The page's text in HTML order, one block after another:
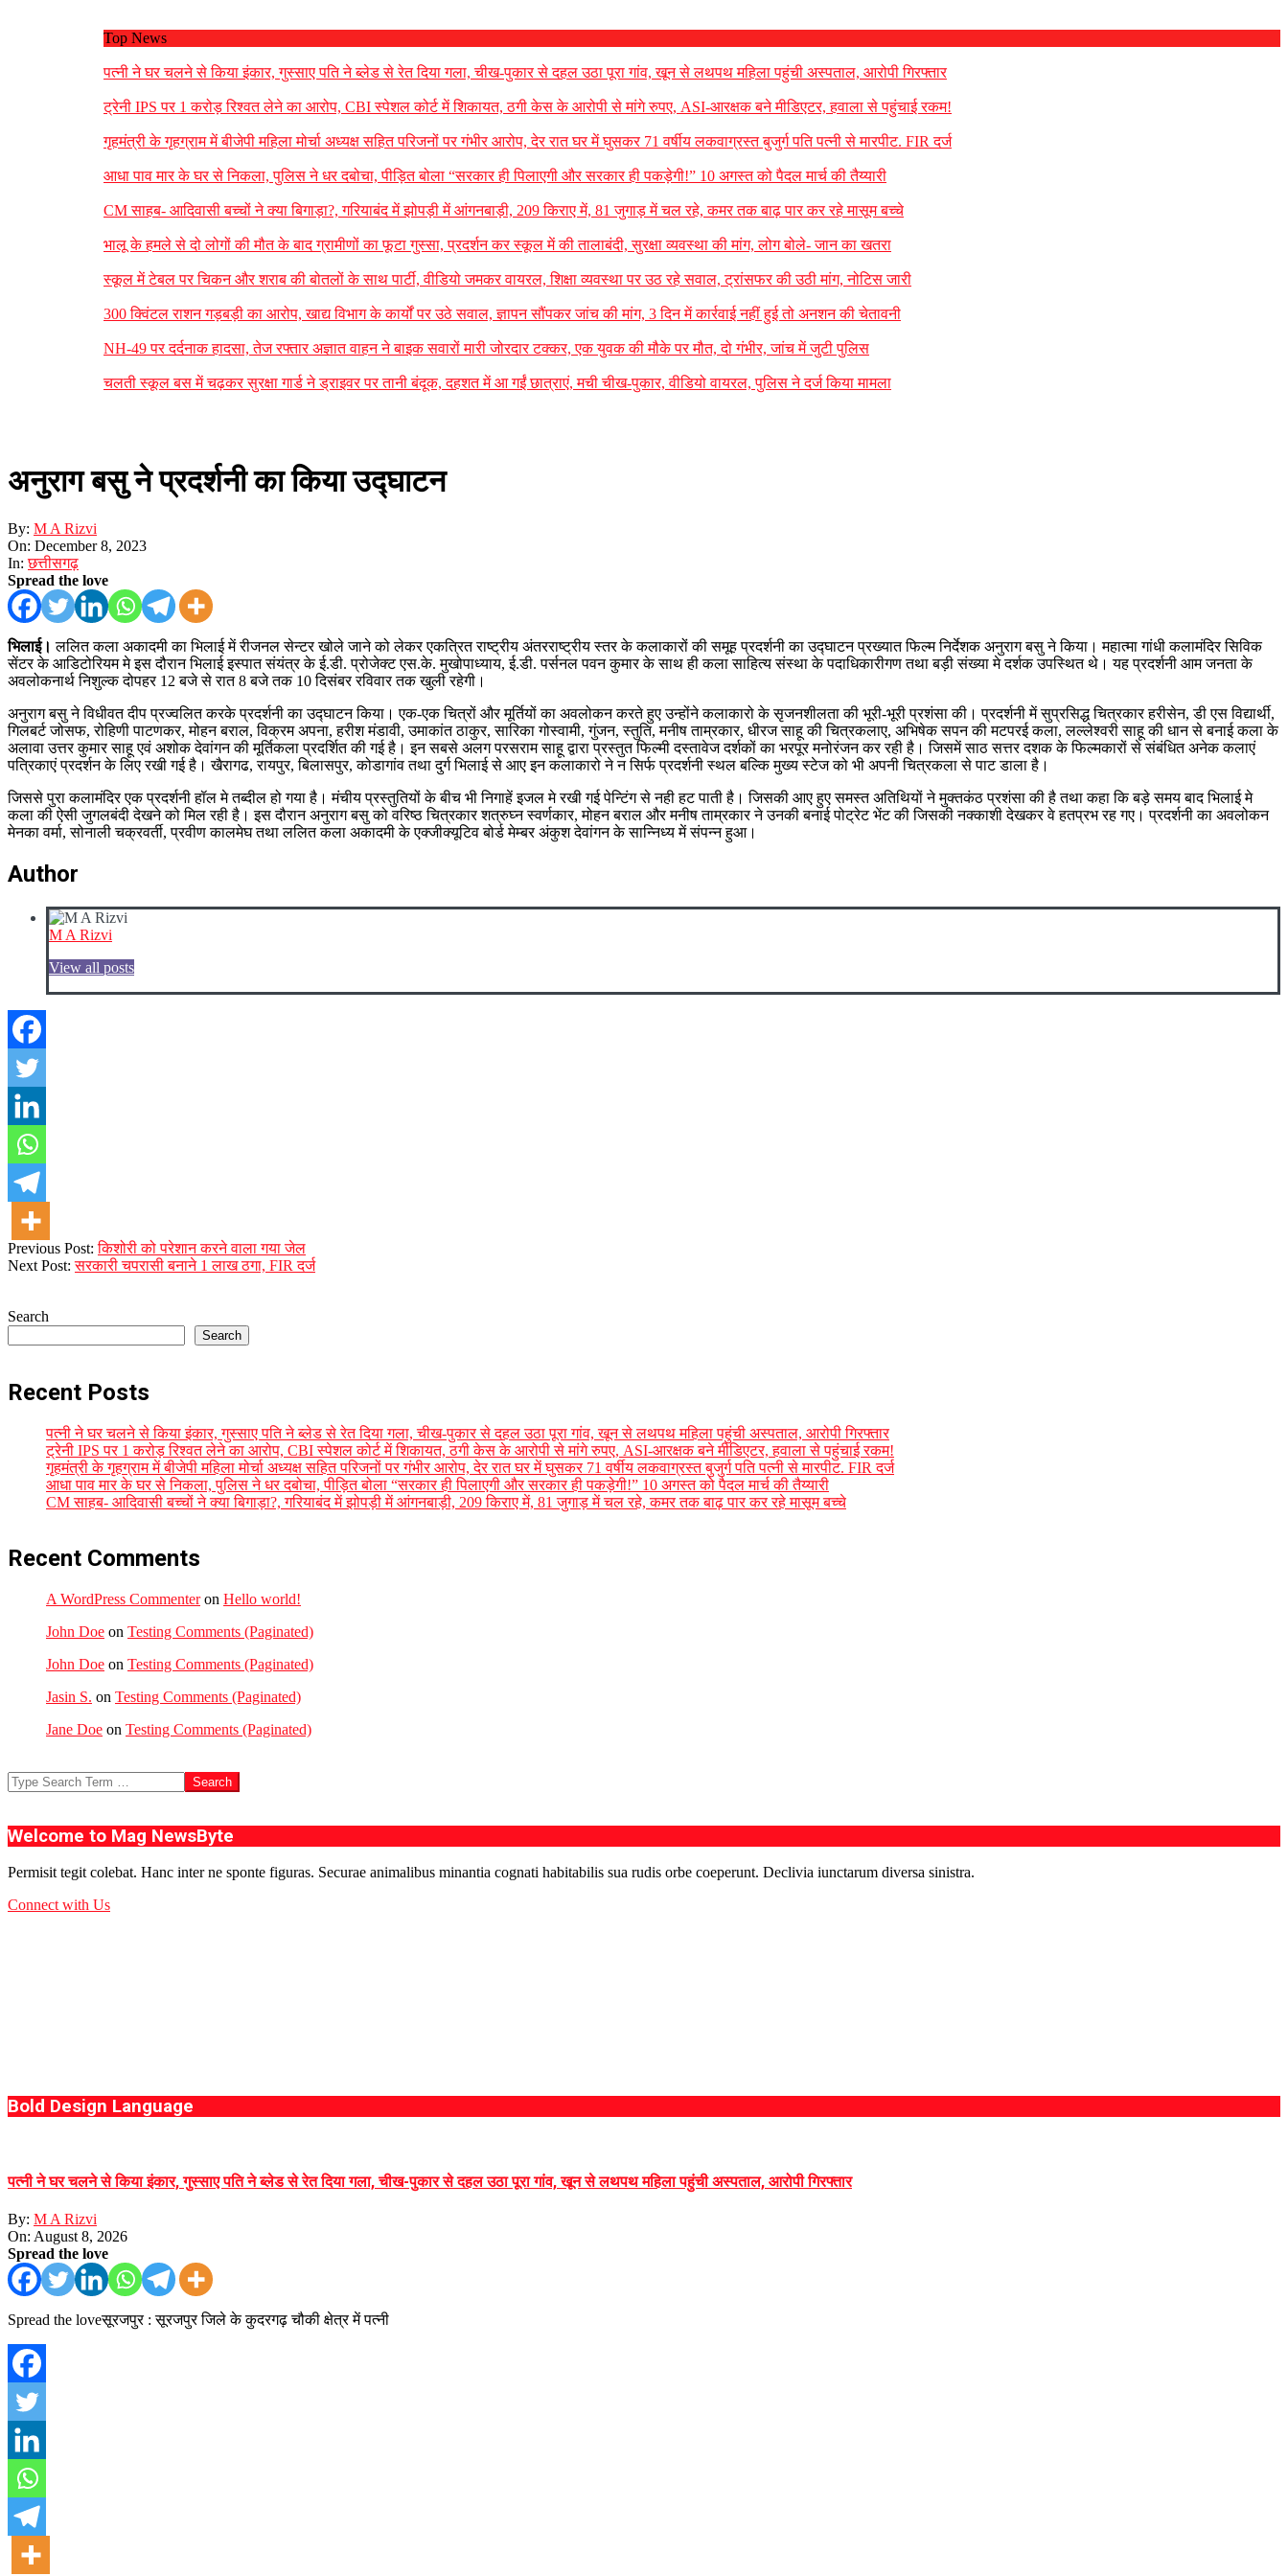
Top News
पत्नी ने घर चलने से किया इंकार, गुस्साए पति ने ब्लेड से रेत दिया गला, चीख-पुकार से दहल उठा पूरा गांव, खून से लथपथ महिला पहुंची अस्पताल, आरोपी गिरफ्तार
ट्रेनी IPS पर 1 करोड़ रिश्वत लेने का आरोप, CBI स्पेशल कोर्ट में शिकायत, ठगी केस के आरोपी से मांगे रुपए, ASI-आरक्षक बने मीडिएटर, हवाला से पहुंचाई रकम!
गृहमंत्री के गृहग्राम में बीजेपी महिला मोर्चा अध्यक्ष सहित परिजनों पर गंभीर आरोप, देर रात घर में घुसकर 71 वर्षीय लकवाग्रस्त बुजुर्ग पति पत्नी से मारपीट. FIR दर्ज
आधा पाव मार के घर से निकला, पुलिस ने धर दबोचा, पीड़ित बोला “सरकार ही पिलाएगी और सरकार ही पकड़ेगी!” 10 अगस्त को पैदल मार्च की तैय्यारी
CM साहब- आदिवासी बच्चों ने क्या बिगाड़ा?, गरियाबंद में झोपड़ी में आंगनबाड़ी, 209 किराए में, 81 जुगाड़ में चल रहे, कमर तक बाढ़ पार कर रहे मासूम बच्चे
भालू के हमले से दो लोगों की मौत के बाद ग्रामीणों का फूटा गुस्सा, प्रदर्शन कर स्कूल में की तालाबंदी, सुरक्षा व्यवस्था की मांग, लोग बोले- जान का खतरा
स्कूल में टेबल पर चिकन और शराब की बोतलों के साथ पार्टी, वीडियो जमकर वायरल, शिक्षा व्यवस्था पर उठ रहे सवाल, ट्रांसफर की उठी मांग, नोटिस जारी
300 क्विंटल राशन गड़बड़ी का आरोप, खाद्य विभाग के कार्यों पर उठे सवाल, ज्ञापन सौंपकर जांच की मांग, 3 दिन में कार्रवाई नहीं हुई तो अनशन की चेतावनी
NH-49 पर दर्दनाक हादसा, तेज रफ्तार अज्ञात वाहन ने बाइक सवारों मारी जोरदार टक्कर, एक युवक की मौके पर मौत, दो गंभीर, जांच में जुटी पुलिस
चलती स्कूल बस में चढ़कर सुरक्षा गार्ड ने ड्राइवर पर तानी बंदूक, दहशत में आ गईं छात्राएं, मची चीख-पुकार, वीडियो वायरल, पुलिस ने दर्ज किया मामला
अनुराग बसु ने प्रदर्शनी का किया उद्घाटन
By: M A Rizvi
On: December 8, 2023
In: छत्तीसगढ़
Spread the love
भिलाई। ललित कला अकादमी का भिलाई में रीजनल सेन्टर खोले जाने को लेकर एकत्रित राष्ट्रीय अंतरराष्ट्रीय स्तर के कलाकारों की समूह प्रदर्शनी का उद्घाटन प्रख्यात फिल्म निर्देशक अनुराग बसु ने किया। महात्मा गांधी कलामंदिर सिविक
सेंटर के आडिटोरियम मे इस दौरान भिलाई इस्पात संयंत्र के ई.डी. प्रोजेक्ट एस.के. मुखोपाध्याय, ई.डी. पर्सनल पवन कुमार के साथ ही कला साहित्य संस्था के पदाधिकारीगण तथा बड़ी संख्या मे दर्शक उपस्थित थे। यह प्रदर्शनी आम जनता के
अवलोकनार्थ निशुल्क दोपहर 12 बजे से रात 8 बजे तक 10 दिसंबर रविवार तक खुली रहेगी।
अनुराग बसु ने विधीवत दीप प्रज्वलित करके प्रदर्शनी का उद्घाटन किया। एक-एक चित्रों और मूर्तियों का अवलोकन करते हुए उन्होंने कलाकारो के सृजनशीलता की भूरी-भूरी प्रशंसा की। प्रदर्शनी में सुप्रसिद्ध चित्रकार हरीसेन, डी एस विद्यार्थी,
गिलबर्ट जोसफ, रोहिणी पाटणकर, मोहन बराल, विक्रम अपना, हरीश मंडावी, उमाकांत ठाकुर, सारिका गोस्वामी, गुंजन, स्तुति, मनीष ताम्रकार, धीरज साहू की चित्रकलाए, अभिषेक सपन की मटपरई कला, लल्लेश्वरी साहू की धान से बनाई कला के
अलावा उत्तर कुमार साहू एवं अशोक देवांगन की मूर्तिकला प्रदर्शित की गई है। इन सबसे अलग परसराम साहू द्वारा प्रस्तुत फिल्मी दस्तावेज दर्शकों का भरपूर मनोरंजन कर रही है। जिसमें साठ सत्तर दशक के फिल्मकारों से संबंधित अनेक कलाएं
पत्रिकाएं प्रदर्शन के लिए रखी गई है। खैरागढ, रायपुर, बिलासपुर, कोडागांव तथा दुर्ग भिलाई से आए इन कलाकारो ने न सिर्फ प्रदर्शनी स्थल बल्कि मुख्य स्टेज को भी अपनी चित्रकला से पाट डाला है।
जिससे पुरा कलामंदिर एक प्रदर्शनी हॉल मे तब्दील हो गया है। मंचीय प्रस्तुतियों के बीच भी निगाहें इजल मे रखी गई पेन्टिंग से नही हट पाती है। जिसकी आए हुए समस्त अतिथियों ने मुक्तकंठ प्रशंसा की है तथा कहा कि बड़े समय बाद भिलाई मे
कला की ऐसी जुगलबंदी देखने को मिल रही है। इस दौरान अनुराग बसु को वरिष्ठ चित्रकार शत्रुघ्न स्वर्णकार, मोहन बराल और मनीष ताम्रकार ने उनकी बनाई पोट्रेट भेंट की जिसकी नक्काशी देखकर वे हतप्रभ रह गए। प्रदर्शनी का अवलोकन
मेनका वर्मा, सोनाली चक्रवर्ती, प्रवीण कालमेघ तथा ललित कला अकादमी के एक्जीक्यूटिव बोर्ड मेम्बर अंकुश देवांगन के सान्निध्य में संपन्न हुआ।
Author
M A Rizvi
View all posts
2023-
12-
Previous Post:किशोरी को परेशान करने वाला गया जेल
Next Post:सरकारी चपरासी बनाने 1 लाख ठगा, FIR दर्ज
Search
Search
Recent Posts
पत्नी ने घर चलने से किया इंकार, गुस्साए पति ने ब्लेड से रेत दिया गला, चीख-पुकार से दहल उठा पूरा गांव, खून से लथपथ महिला पहुंची अस्पताल, आरोपी गिरफ्तार
ट्रेनी IPS पर 1 करोड़ रिश्वत लेने का आरोप, CBI स्पेशल कोर्ट में शिकायत, ठगी केस के आरोपी से मांगे रुपए, ASI-आरक्षक बने मीडिएटर, हवाला से पहुंचाई रकम!
गृहमंत्री के गृहग्राम में बीजेपी महिला मोर्चा अध्यक्ष सहित परिजनों पर गंभीर आरोप, देर रात घर में घुसकर 71 वर्षीय लकवाग्रस्त बुजुर्ग पति पत्नी से मारपीट. FIR दर्ज
आधा पाव मार के घर से निकला, पुलिस ने धर दबोचा, पीड़ित बोला “सरकार ही पिलाएगी और सरकार ही पकड़ेगी!” 10 अगस्त को पैदल मार्च की तैय्यारी
CM साहब- आदिवासी बच्चों ने क्या बिगाड़ा?, गरियाबंद में झोपड़ी में आंगनबाड़ी, 209 किराए में, 81 जुगाड़ में चल रहे, कमर तक बाढ़ पार कर रहे मासूम बच्चे
Recent Comments
A WordPress Commenteron Hello world!
John Doe on Testing Comments (Paginated)
John Doe on Testing Comments (Paginated)
Jasin S. on Testing Comments (Paginated)
Jane Doe on Testing Comments (Paginated)
Search
Welcome to Mag NewsByte
Permisit tegit colebat. Hanc inter ne sponte figuras. Securae animalibus minantia cognati habitabilis sua rudis orbe coeperunt. Declivia iunctarum diversa sinistra.
Connect with Us
Bold Design Language
पत्नी ने घर चलने से किया इंकार, गुस्साए पति ने ब्लेड से रेत दिया गला, चीख-पुकार से दहल उठा पूरा गांव, खून से लथपथ महिला पहुंची अस्पताल, आरोपी गिरफ्तार
By: M A Rizvi
On: August 8, 2026
Spread the love
Spread the loveसूरजपुर : सूरजपुर जिले के कुदरगढ़ चौकी क्षेत्र में पत्नी